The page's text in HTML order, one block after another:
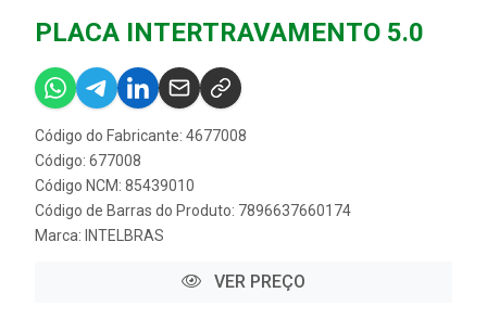
PLACA INTERTRAVAMENTO 5.0
Código do Fabricante: 4677008
Código: 677008
Código NCM: 85439010
Código de Barras do Produto: 7896637660174
Marca: INTELBRAS
VER PREÇO